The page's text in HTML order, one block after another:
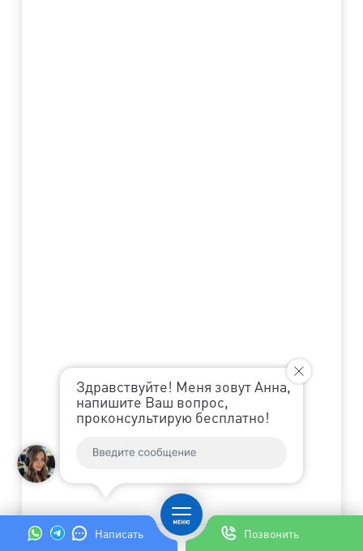
Написать Позвонить
Здравствуйте! Меня зовут Анна,
напишите Ваш вопрос,
проконсультирую бесплатно!
Готово 0%